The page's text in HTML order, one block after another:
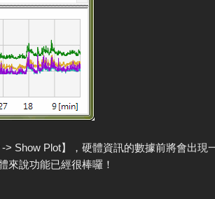
Show Plot】，硬體資訊的數據前將會出現
來說功能已經很棒囉！